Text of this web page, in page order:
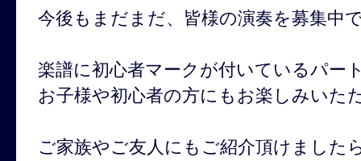
今後もまだまだ、皆様の演奏を募集中
楽譜に初心者マークが付いているパー
お子様や初心者の方にもお楽しみいた
ご家族やご友人にもご紹介頂けました